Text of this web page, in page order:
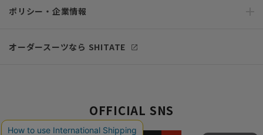
ポリシー・企業情報
オーダースーツなら SHITATE
OFFICIAL SNS